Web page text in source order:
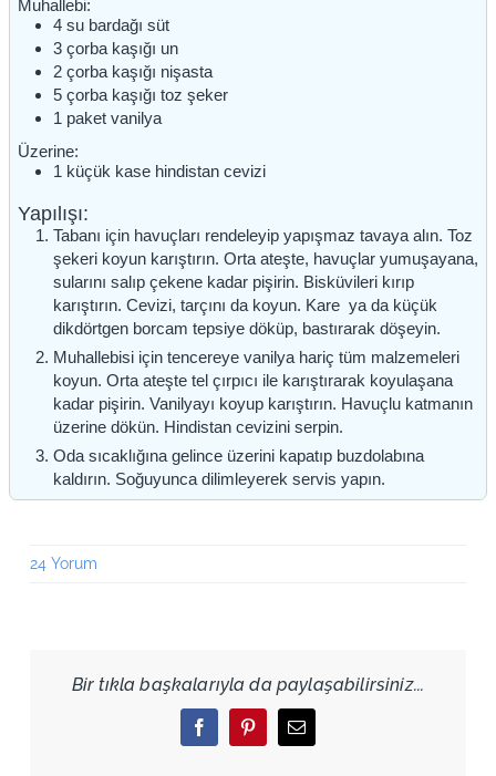
Muhallebi:
4 su bardağı süt
3 çorba kaşığı un
2 çorba kaşığı nişasta
5 çorba kaşığı toz şeker
1 paket vanilya
Üzerine:
1 küçük kase hindistan cevizi
Yapılışı:
Tabanı için havuçları rendeleyip yapışmaz tavaya alın. Toz
şekeri koyun karıştırın. Orta ateşte, havuçlar yumuşayana,
sularını salıp çekene kadar pişirin. Bisküvileri kırıp
karıştırın. Cevizi, tarçını da koyun. Kare ya da küçük
dikdörtgen borcam tepsiye döküp, bastırarak döşeyin.
Muhallebisi için tencereye vanilya hariç tüm malzemeleri
koyun. Orta ateşte tel çırpıcı ile karıştırarak koyulaşana
kadar pişirin. Vanilyayı koyup karıştırın. Havuçlu katmanın
üzerine dökün. Hindistan cevizini serpin.
Oda sıcaklığına gelince üzerini kapatıp buzdolabına
kaldırın. Soğuyunca dilimleyerek servis yapın.
24 Yorum
Bir tıkla başkalarıyla da paylaşabilirsiniz...
FacebookPinterestEmail